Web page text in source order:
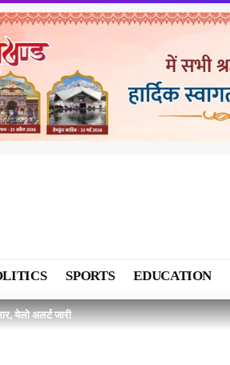
SPORTS EDUCATION
येलो अलर्ट जारी